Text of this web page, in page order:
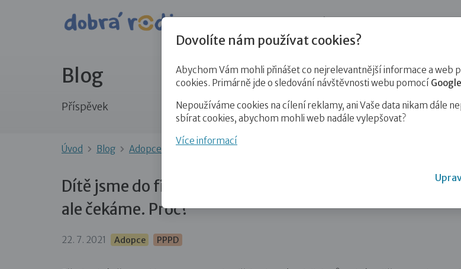
Blog
Příspěvek
Úvod Blog Adopce Dítě jsme do finální rodiny zvládli předat i během Covidu,…
Dítě jsme do finální rodiny zvládli předat i během
ale čekáme. Proč?
22. 7. 2021 Adopce PPPD
Dovolíte nám používat cookies?
Abychom Vám mohli přinášet co nejrelevantnější informace a web
cookies. Primárně jde o sledování návštěvnosti webu pomocí
Nepoužíváme cookies na cílení reklamy, ani Vaše data nikam dále
sbírat cookies, abychom mohli web nadále vylepšovat?
Více informací